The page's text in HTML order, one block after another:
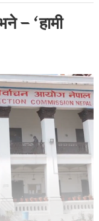
– ‘हामी